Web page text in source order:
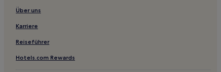
Familien in Altstadt Stralsund
Familien in Klein Zicker
Grubnow Hotels
Lüßvitz Hotels
Hotels nahe Dokumentationszentrum Prora
Über uns
Karriere
Reiseführer
Hotels.com Rewards